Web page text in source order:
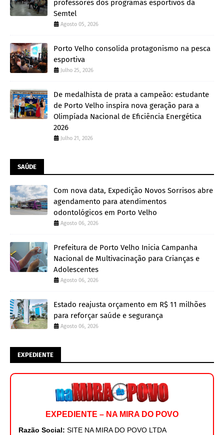
professores dos programas esportivos da
Semtel
Agosto 05, 2026
Porto Velho consolida protagonismo na pesca
esportiva
Julho 25, 2026
De medalhista de prata a campeão: estudante
de Porto Velho inspira nova geração para a
Olimpíada Nacional de Eficiência Energética
2026
Julho 21, 2026
SAÚDE
Com nova data, Expedição Novos Sorrisos abre
agendamento para atendimentos
odontológicos em Porto Velho
Agosto 06, 2026
Prefeitura de Porto Velho Inicia Campanha
Nacional de Multivacinação para Crianças e
Adolescentes
Agosto 06, 2026
Estado reajusta orçamento em R$ 11 milhões
para reforçar saúde e segurança
Agosto 06, 2026
EXPEDIENTE
EXPEDIENTE – NA MIRA DO POVO
Razão Social: SITE NA MIRA DO POVO LTDA